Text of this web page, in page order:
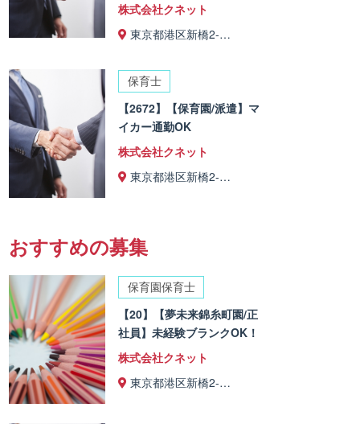
株式会社クネット
東京都港区新橋2-…
保育士
【2672】【保育園/派遣】マ
イカー通勤OK
株式会社クネット
東京都港区新橋2-…
おすすめの募集
保育園保育士
【20】【夢未来錦糸町園/正
社員】未経験ブランクOK！
株式会社クネット
東京都港区新橋2-…